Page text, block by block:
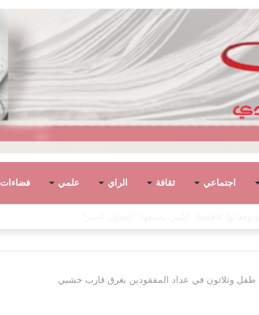
اجتماعي ثقافة الراي علمي فضاءات